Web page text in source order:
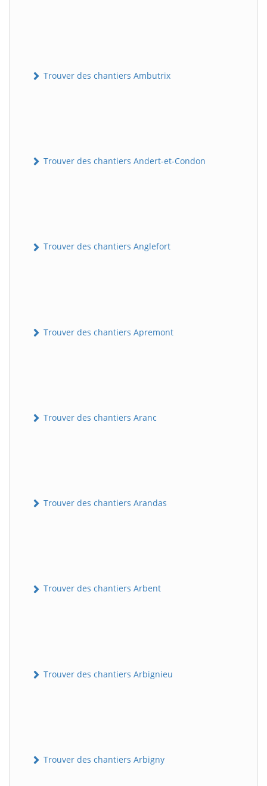
Trouver des chantiers Ambutrix
Trouver des chantiers Andert-et-Condon
Trouver des chantiers Anglefort
Trouver des chantiers Apremont
Trouver des chantiers Aranc
Trouver des chantiers Arandas
Trouver des chantiers Arbent
Trouver des chantiers Arbignieu
Trouver des chantiers Arbigny